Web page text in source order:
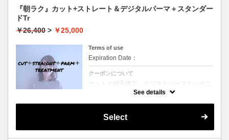
『朝ラク』カット+ストレート＆デジタルパーマ＋スタンダー
ドTr
￥26,400 > ￥25,000
Terms of use
Expiration Date：
クーポンについて
カットと縮毛矯正、デジタルパーマとハホニ
コTrのセットメニュー。ボリュームは抑えて
を楽にしたい方にオススメ☆ロング料金な
See details
Select